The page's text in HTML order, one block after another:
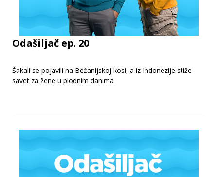
Odašiljač ep. 20
Šakali se pojavili na Bežanijskoj kosi, a iz Indonezije stiže
savet za žene u plodnim danima